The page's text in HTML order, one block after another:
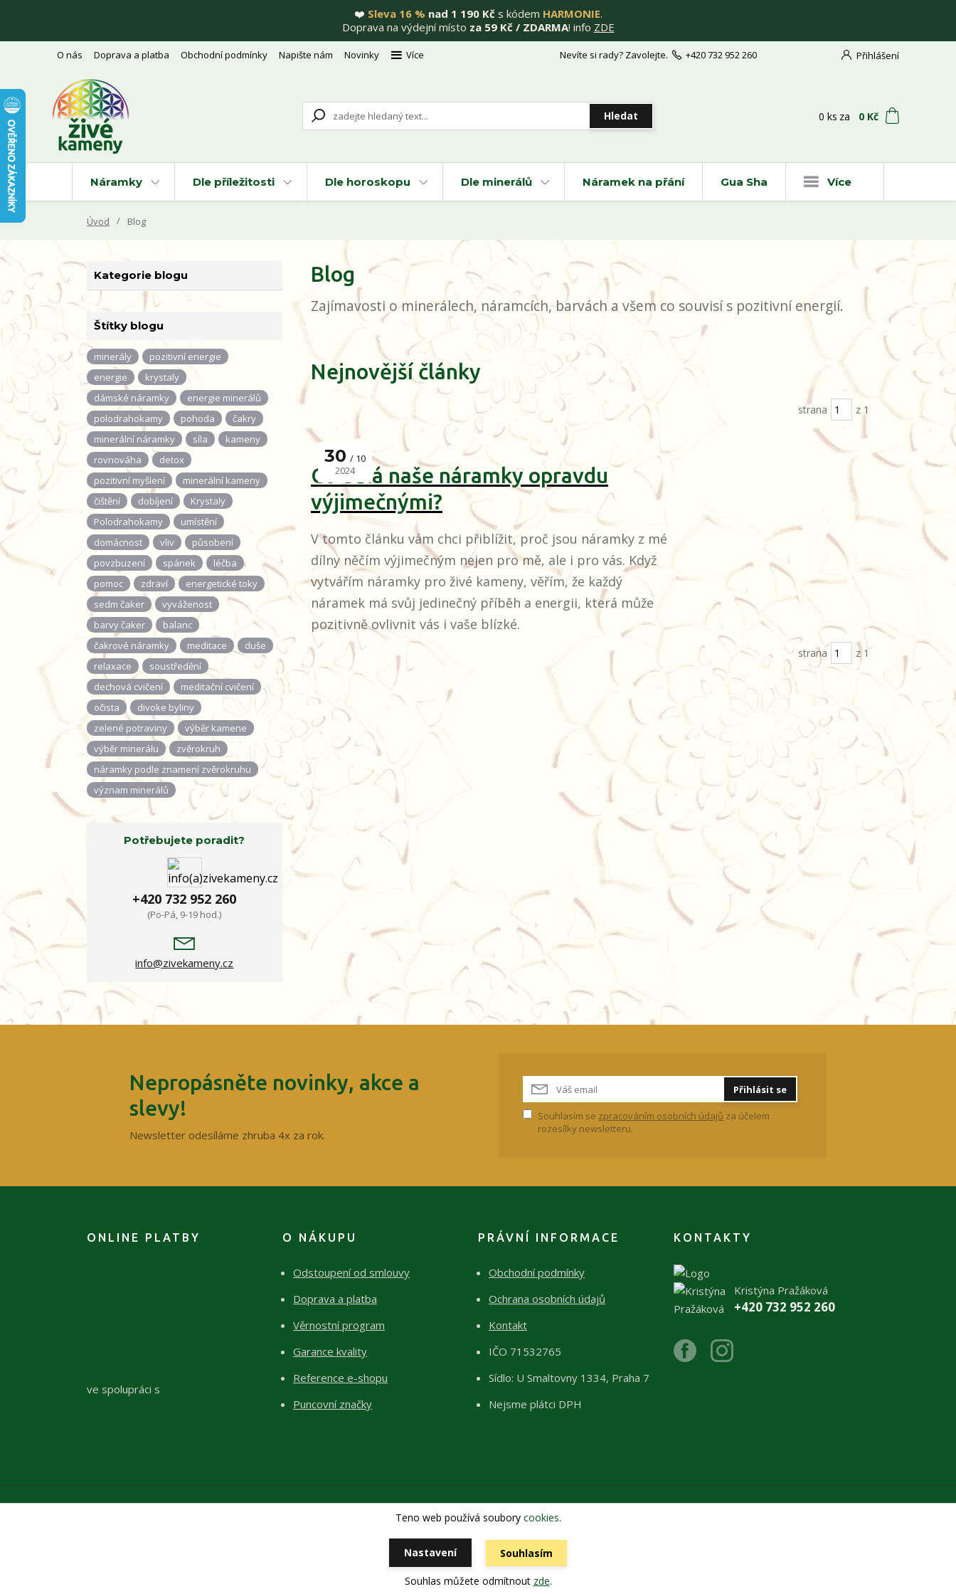
❤️ Sleva 16 % nad 1 190 Kčs kódem HARMONIE.
Doprava na výdejní místo za 59 Kč / ZDARMA! info ZDE
O nás Doprava a platba Obchodní podmínky Napište nám Novinky Více Přihlášení
Hledat
Nevíte si rady? Zavolejte. +420 732 952 260
0 ks za 0 Kč
Náramky Dle příležitosti Dle horoskopu Dle minerálů Náramek na přání Gua Sha Více
Úvod Blog
Kategorie blogu
Štítky blogu
minerály
pozitivní energie
energie
krystaly
dámské náramky
energie minerálů
polodrahokamy
pohoda
čakry
minerální náramky
síla
kameny
rovnováha
detox
pozitivní myšlení
minerální kameny
čištění
dobíjení
Krystaly
Polodrahokamy
umístění
domácnost
vliv
působení
povzbuzení
spánek
léčba
pomoc
zdraví
energetické toky
sedm čaker
vyváženost
barvy čaker
balanc
čakrové náramky
meditace
duše
relaxace
soustředění
dechová cvičení
meditační cvičení
očista
divoke byliny
zelené potraviny
výběr kamene
výběr minerálu
zvěrokruh
náramky podle znamení zvěrokruhu
význam minerálů
Potřebujete poradit?
+420 732 952 260
(Po-Pá, 9-19 hod.)
info@zivekameny.cz
Blog
Zajímavosti o minerálech, náramcích, barvách a všem co souvisí s pozitivní energií.
Nejnovější články
strana z 1
Co dělá naše náramky opravdu
výjimečnými?
30
10
2024
V tomto článku vám chci přiblížit, proč jsou náramky z mé
dílny něčím výjimečným nejen pro mě, ale i pro vás. Když
vytvářím náramky pro živé kameny, věřím, že každý
náramek má svůj jedinečný příběh a energii, která může
pozitivně ovlivnit vás i vaše blízké.
strana z 1
Nepropásněte novinky, akce a
slevy!
Newsletter odesíláme zhruba 4x za rok.
Přihlásit se
Souhlasím se zpracováním osobních údajů za účelem
rozesílky newsletteru.
ONLINE PLATBY
ve spolupráci s
O NÁKUPU
Odstoupení od smlouvy
Doprava a platba
Věrnostní program
Garance kvality
Reference e-shopu
Puncovní značky
PRÁVNÍ INFORMACE
Obchodní podmínky
Ochrana osobních údajů
Kontakt
IČO 71532765
Sídlo: U Smaltovny 1334, Praha 7
Nejsme plátci DPH
KONTAKTY
Kristýna Pražáková
+420 732 952 260
Copyright 2026 © ŽIVÉKAMENY Kristýna Pražáková
Vytvořeno na
Eshop-rychle.cz
Teno web používá soubory cookies.
Nastavení Souhlasím
Souhlas můžete odmítnout zde.